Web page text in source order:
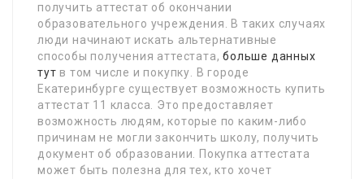
получить аттестат об окончании
образовательного учреждения. В таких случаях
люди начинают искать альтернативные
способы получения аттестата,больше данных
тут в том числе и покупку. В городе
Екатеринбурге существует возможность купить
аттестат 11 класса. Это предоставляет
возможность людям, которые по каким-либо
причинам не могли закончить школу, получить
документ об образовании. Покупка аттестата
может быть полезна для тех, кто хочет